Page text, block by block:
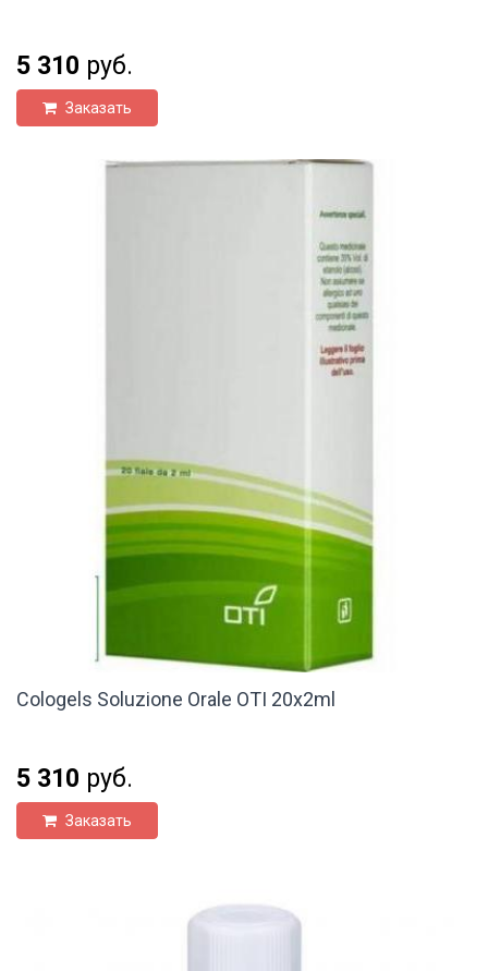
5 310 руб.
Заказать
Cologels Soluzione Orale OTI 20x2ml
5 310 руб.
Заказать